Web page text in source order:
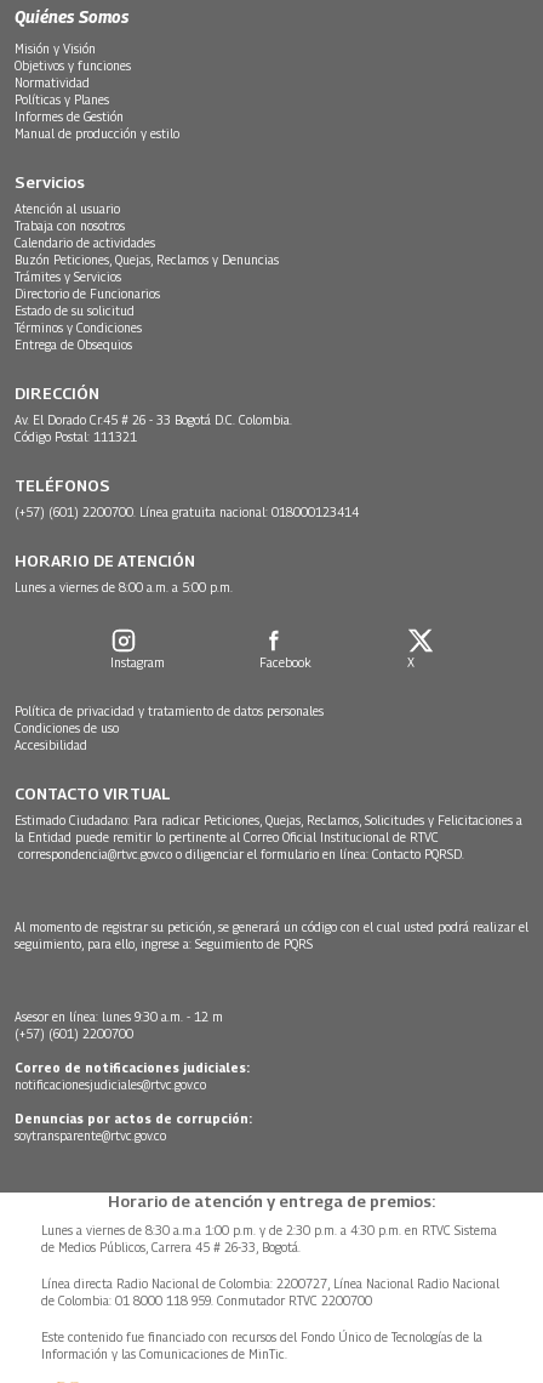
Quiénes Somos
Misión y Visión
Objetivos y funciones
Normatividad
Políticas y Planes
Informes de Gestión
Manual de producción y estilo
Servicios
Atención al usuario
Trabaja con nosotros
Calendario de actividades
Buzón Peticiones, Quejas, Reclamos y Denuncias
Trámites y Servicios
Directorio de Funcionarios
Estado de su solicitud
Términos y Condiciones
Entrega de Obsequios
DIRECCIÓN
Av. El Dorado Cr.45 # 26 - 33 Bogotá D.C. Colombia.
Código Postal: 111321
TELÉFONOS
(+57) (601) 2200700. Línea gratuita nacional: 018000123414
HORARIO DE ATENCIÓN
Lunes a viernes de 8:00 a.m. a 5:00 p.m.
Instagram Facebook X
Política de privacidad y tratamiento de datos personales
Condiciones de uso
Accesibilidad
CONTACTO VIRTUAL
Estimado Ciudadano: Para radicar Peticiones, Quejas, Reclamos, Solicitudes y Felicitaciones a
la Entidad puede remitir lo pertinente al Correo Oficial Institucional de RTVC
correspondencia@rtvc.gov.co o diligenciar el formulario en línea: Contacto PQRSD.
Al momento de registrar su petición, se generará un código con el cual usted podrá realizar el
seguimiento, para ello, ingrese a: Seguimiento de PQRS
Asesor en línea: lunes 9:30 a.m. - 12 m
(+57) (601) 2200700
Correo de notificaciones judiciales:
notificacionesjudiciales@rtvc.gov.co
Denuncias por actos de corrupción:
soytransparente@rtvc.gov.co
Horario de atención y entrega de premios:
Lunes a viernes de 8:30 a.m.a 1:00 p.m. y de 2:30 p.m. a 4:30 p.m. en RTVC Sistema
de Medios Públicos, Carrera 45 # 26-33, Bogotá.
Línea directa Radio Nacional de Colombia: 2200727, Línea Nacional Radio Nacional
de Colombia: 01 8000 118 959. Conmutador RTVC 2200700
Este contenido fue financiado con recursos del Fondo Único de Tecnologías de la
Información y las Comunicaciones de MinTic.